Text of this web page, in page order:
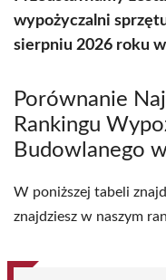
wypożyczalni
sierpniu 2026 roku
Porównanie
Rankingu
Budowlanego
W poniższej tabeli
znajdziesz w naszym